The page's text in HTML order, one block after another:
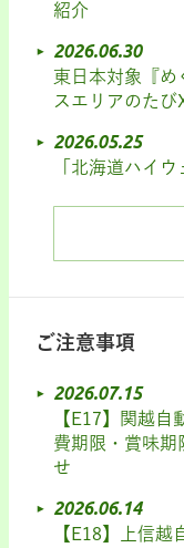
紹介
2026.06.30
東日本対象『め
スエリアのたび
2026.05.25
「北海道ハイ
ご注意事項
2026.07.15
【E17】関越
費期限・賞味期
せ
2026.06.14
【E18】上信